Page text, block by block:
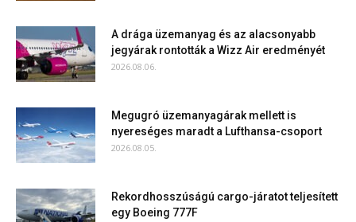
A drága üzemanyag és az alacsonyabb
jegyárak rontották a Wizz Air eredményét
2026.08.06.
Megugró üzemanyagárak mellett is
nyereséges maradt a Lufthansa-csoport
2026.08.05.
Rekordhosszúságú cargo-járatot teljesített
egy Boeing 777F